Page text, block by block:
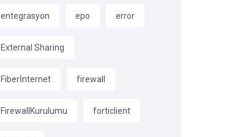
entegrasyon epo error
External Sharing
Fiberİnternet firewall
FirewallKurulumu forticlient